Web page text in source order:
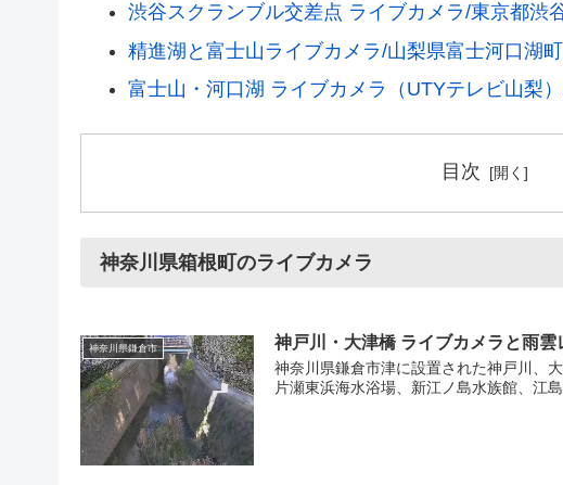
渋谷スクランブル交差点 ライブカメラ/東京都渋
精進湖と富士山ライブカメラ/山梨県富士河口湖町
富士山・河口湖 ライブカメラ（UTYテレビ山梨
目次
神奈川県箱根町のライブカメラ
神奈川県鎌倉市 神戸川・大津橋 ライブカメラと雨
神奈川県鎌倉市津に設置された神戸川、
片瀬東浜海水浴場、新江ノ島水族館、江